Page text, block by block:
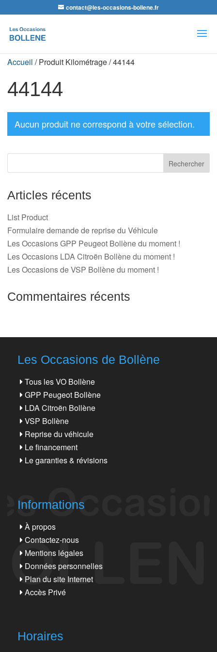
contact@les-occasions-bollene.fr
de
produits
Accueil / Produit Kilométrage / 44144
44144
Aucun produit ne correspond à votre sélection.
Articles récents
List Product
Formulaire demande de reprise du Véhicule
Les Occasions GPP Peugeot Bollène du moment !
Les Occasions LDA Citroën Bollène du moment !
Les Occasions de VSP Bollène du moment !
Commentaires récents
Les Occasions de Bollène
Tous les VO Bollène
GPP Peugeot Bollène
LDA Citroën Bollène
VSP Bollène
Reprise du véhicule
Le financement
Le garanties & révisions
Informations
À propos
Contactez-nous
Mentions légales
Données personnelles
Plan du site Internet
Accès Privé
Horaires